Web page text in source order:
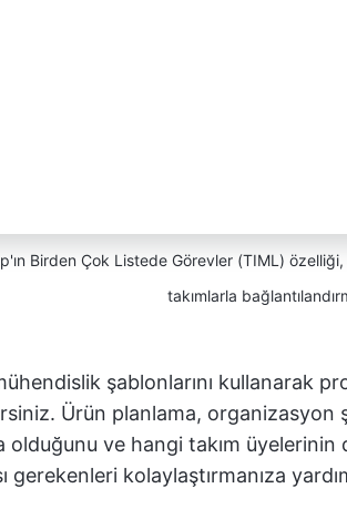
Birden Çok Listede Görevler (TIML)
takımlarla
şablonlarını kullanarak
Ürün planlama, organizasyon
olduğunu ve hangi takım
gerekenleri kolaylaştırmanıza